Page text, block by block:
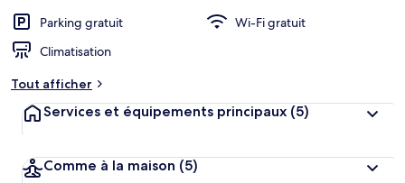
Parking gratuit
Wi-Fi gratuit
Climatisation
Tout afficher
Services et équipements principaux (5)
Comme à la maison (5)